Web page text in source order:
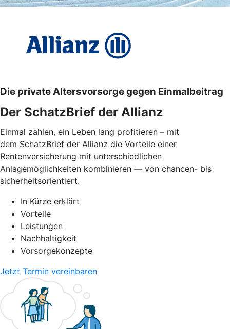
Die private Altersvorsorge gegen Einmalbeitrag
Der SchatzBrief der Allianz
Einmal zahlen, ein Leben lang profitieren – mit
dem SchatzBrief der Allianz die Vorteile einer
Rentenversicherung mit unterschiedlichen
Anlagemöglichkeiten kombinieren — von chancen- bis
sicherheitsorientiert.
In Kürze erklärt
Vorteile
Leistungen
Nachhaltigkeit
Vorsorgekonzepte
Jetzt Termin vereinbaren